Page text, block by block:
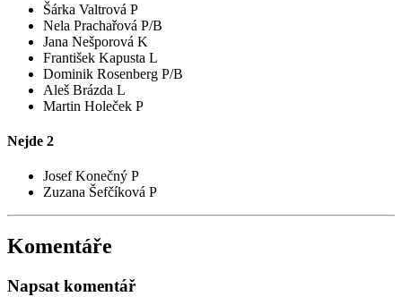
Šárka Valtrová P
Nela Prachařová P/B
Jana Nešporová K
František Kapusta L
Dominik Rosenberg P/B
Aleš Brázda L
Martin Holeček P
Nejde 2
Josef Konečný P
Zuzana Šefčíková P
Komentáře
Napsat komentář